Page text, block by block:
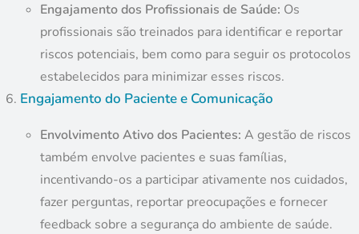
Engajamento dos Profissionais de Saúde: Os
profissionais são treinados para identificar e reportar
riscos potenciais, bem como para seguir os protocolos
estabelecidos para minimizar esses riscos.
Engajamento do Paciente e Comunicação
Envolvimento Ativo dos Pacientes: A gestão de riscos
também envolve pacientes e suas famílias,
incentivando-os a participar ativamente nos cuidados,
fazer perguntas, reportar preocupações e fornecer
feedback sobre a segurança do ambiente de saúde.